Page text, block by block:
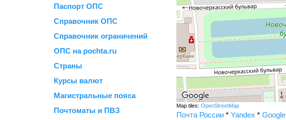
Паспорт ОПС
Справочник ОПС
Справочник ограничений
ОПС на pochta.ru
Страны
Курсы валют
Магистральные пояса
Почтоматы и ПВЗ
Map tiles: OpenStreetMap
Почта России * Yandex * Google